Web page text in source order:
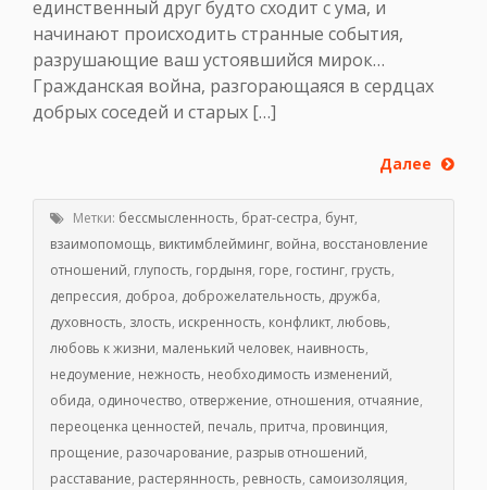
единственный друг будто сходит с ума, и
начинают происходить странные события,
разрушающие ваш устоявшийся мирок…
Гражданская война, разгорающаяся в сердцах
добрых соседей и старых […]
Далее
Метки: бессмысленность, брат-сестра, бунт,
взаимопомощь, виктимблейминг, война, восстановление
отношений, глупость, гордыня, горе, гостинг, грусть,
депрессия, доброа, доброжелательность, дружба,
духовность, злость, искренность, конфликт, любовь,
любовь к жизни, маленький человек, наивность,
недоумение, нежность, необходимость изменений,
обида, одиночество, отвержение, отношения, отчаяние,
переоценка ценностей, печаль, притча, провинция,
прощение, разочарование, разрыв отношений,
расставание, растерянность, ревность, самоизоляция,